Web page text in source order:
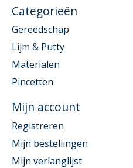
Categorieën
Gereedschap
Lijm & Putty
Materialen
Pincetten
Mijn account
Registreren
Mijn bestellingen
Mijn verlanglijst